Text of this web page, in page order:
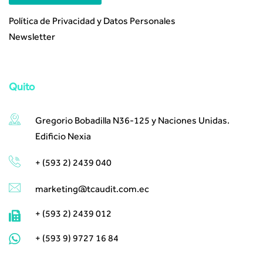
Política de Privacidad y Datos Personales
Newsletter
Quito
Gregorio Bobadilla N36-125 y Naciones Unidas.
Edificio Nexia
+ (593 2) 2439 040
marketing@tcaudit.com.ec​ ​
+ (593 2) 2439 012
+ (593 9) 9727 16 84